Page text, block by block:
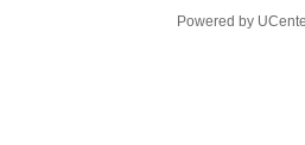
Powered by